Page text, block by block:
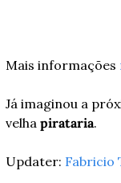
Mais informações
Já imaginou a
velha pirataria.
Updater: Fabricio